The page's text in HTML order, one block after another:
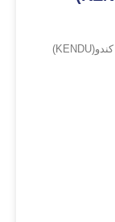
/ فرز انگشتی 20 تیپ R1 کندو(KENDU)